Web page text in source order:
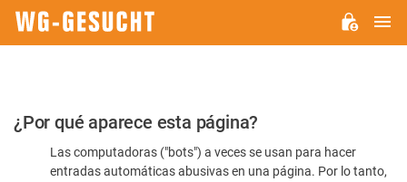
Por
favor,
confirme
¿Por qué aparece esta página?
Las computadoras ("bots") a veces se usan para hacer
entradas automáticas abusivas en una página. Por lo tanto,